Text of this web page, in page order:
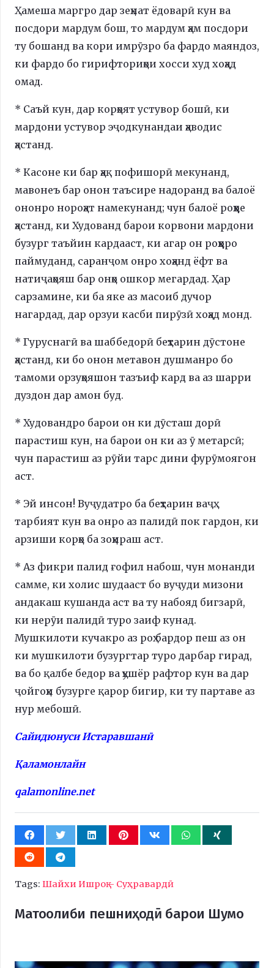
Ҳамеша маргро дар зеҳнат ёдоварӣ кун ва
посдори мардум бош, то мардум ҳам посдори
ту бошанд ва кори имрӯзро ба фардо маяндоз,
ки фардо бо гирифториҳои хосси худ хоҳад
омад.
* Саъй кун, дар корҳоят устувор бошӣ, ки
мардони устувор эҷодкунандаи ҳаводис
ҳастанд.
* Касоне ки бар ҳақ пофишорӣ мекунанд,
мавонеъ бар онон таъсире надоранд ва балоё
ононро нороҳат намекунанд; чун балоё роҳҳое
ҳастанд, ки Худованд барои корвони мардони
бузург таъйин кардааст, ки агар он роҳҳоро
паймуданд, саранҷом онро хоҳанд ёфт ва
натиҷаҳояш бар онҳо ошкор мегардад. Ҳар
сарзамине, ки ба яке аз масоиб дучор
нагардад, дар орзуи касби пирӯзӣ хоҳад монд.
* Гуруснагӣ ва шаббедорӣ беҳтарин дӯстоне
ҳастанд, ки бо онон метавон душманро бо
тамоми орзуҳояшон тазъиф кард ва аз шарри
дуздон дар амон буд.
* Худовандро барои он ки дӯсташ дорӣ
парастиш кун, на барои он ки аз ӯ метарсӣ;
чун парастиш аз рӯйи тарс дини фурӯмоягон
аст.
* Эй инсон! Вуҷудатро ба беҳтарин ваҷҳ
тарбият кун ва онро аз палидӣ пок гардон, ки
арзиши корҳо ба зоҳираш аст.
* Аз фикри палид ғофил набош, чун монанди
самме, ки холис шудааст бо вуҷуди мизони
андакаш кушанда аст ва ту набояд бигзарӣ,
ки нерӯи палидӣ туро заиф кунад.
Мушкилоти кучакро аз роҳ бардор пеш аз он
ки мушкилоти бузургтар туро дарбар гирад,
ва бо қалбе бедор ва ҳушёр рафтор кун ва дар
ҷойгоҳи бузурге қарор бигир, ки ту партаве аз
нур мебошӣ.
Сайидюнуси Истаравшанӣ
Қаламонлайн
qalamonline.net
Tags: Шайхи Ишроқ – Суҳравардӣ
Матоолиби пешниҳодӣ барои Шумо